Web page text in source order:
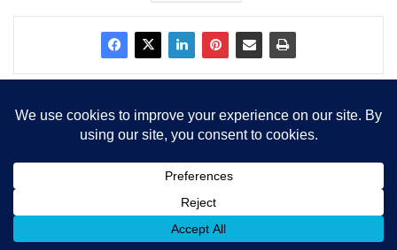
Copyright © 2015-2025, Sva prava zadržana | LBS Team d.o.o.
Facebook
X LinkedIn